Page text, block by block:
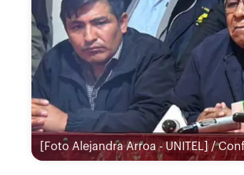
[Foto Alejandra Arroa - UNITEL] /